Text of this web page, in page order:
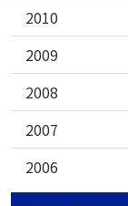
2010
2009
2008
2007
2006